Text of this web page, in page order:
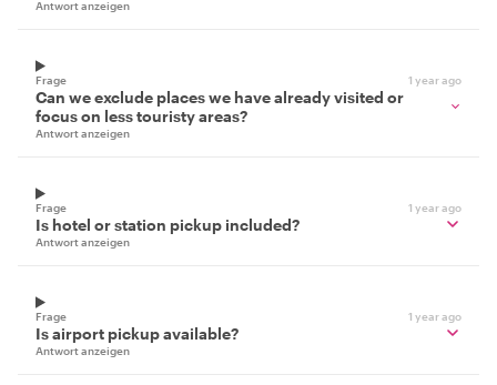
Antwort anzeigen
Frage 1 year ago
Can we exclude places we have already visited or
focus on less touristy areas?
Antwort anzeigen
Frage 1 year ago
Is hotel or station pickup included?
Antwort anzeigen
Frage 1 year ago
Is airport pickup available?
Antwort anzeigen